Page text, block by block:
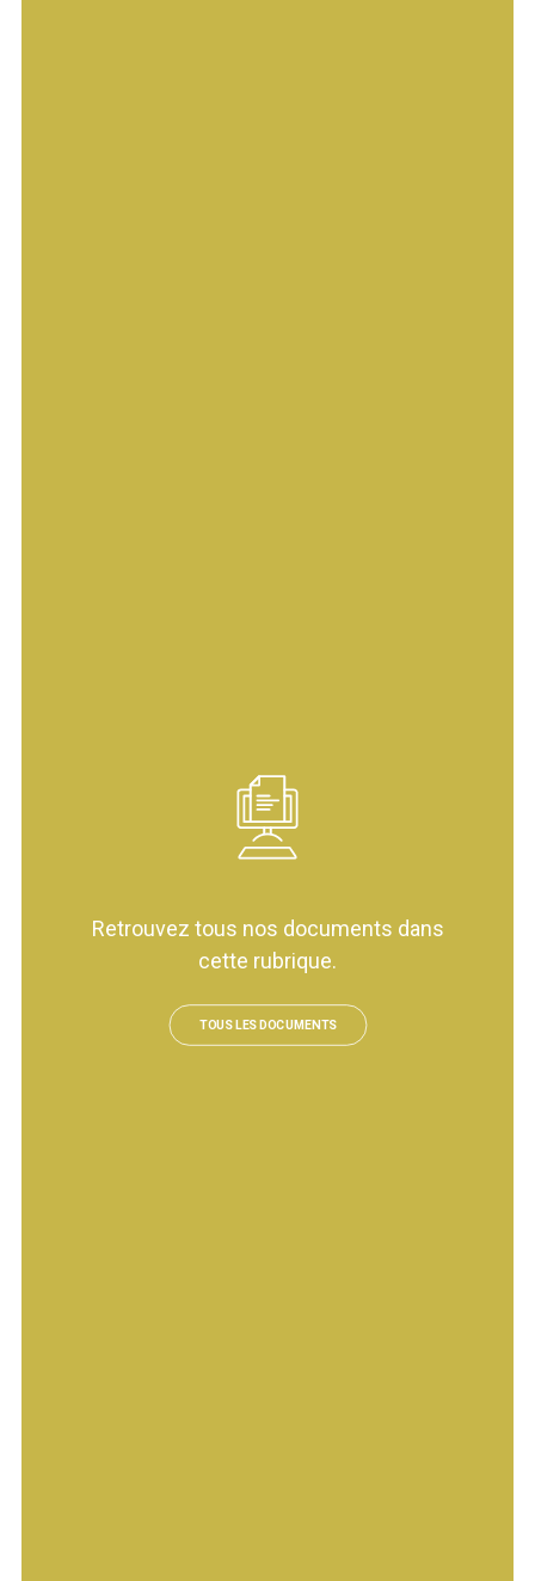
Retrouvez tous nos documents dans
cette rubrique.
TOUS LES DOCUMENTS